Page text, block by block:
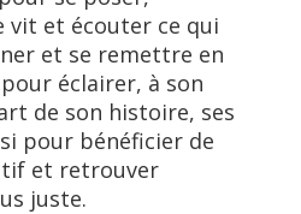
vit et écouter ce qui
et se remettre en
éclairer, à son
de son histoire, ses
pour bénéficier de
et retrouver
juste.